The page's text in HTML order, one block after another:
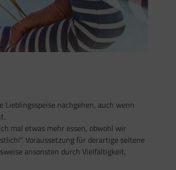
nachgehen, auch wenn
mal etwas mehr essen, obwohl wir
Voraussetzung für derartige seltene
ansonsten durch Vielfältigkeit,